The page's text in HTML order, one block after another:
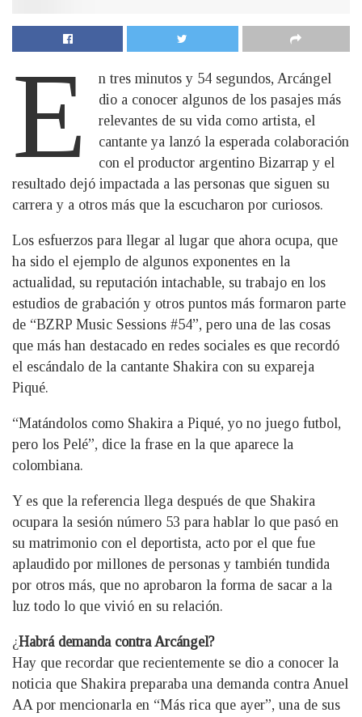
E
n tres minutos y 54 segundos, Arcángel
dio a conocer algunos de los pasajes más
relevantes de su vida como artista, el
cantante ya lanzó la esperada colaboración
con el productor argentino Bizarrap y el
resultado dejó impactada a las personas que siguen su
carrera y a otros más que la escucharon por curiosos.
Los esfuerzos para llegar al lugar que ahora ocupa, que
ha sido el ejemplo de algunos exponentes en la
actualidad, su reputación intachable, su trabajo en los
estudios de grabación y otros puntos más formaron parte
de “BZRP Music Sessions #54”, pero una de las cosas
que más han destacado en redes sociales es que recordó
el escándalo de la cantante Shakira con su expareja
Piqué.
“Matándolos como Shakira a Piqué, yo no juego futbol,
pero los Pelé”, dice la frase en la que aparece la
colombiana.
Y es que la referencia llega después de que Shakira
ocupara la sesión número 53 para hablar lo que pasó en
su matrimonio con el deportista, acto por el que fue
aplaudido por millones de personas y también tundida
por otros más, que no aprobaron la forma de sacar a la
luz todo lo que vivió en su relación.
¿Habrá demanda contra Arcángel?
Hay que recordar que recientemente se dio a conocer la
noticia que Shakira preparaba una demanda contra Anuel
AA por mencionarla en “Más rica que ayer”, una de sus